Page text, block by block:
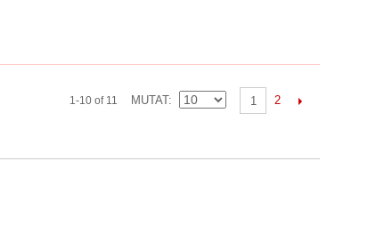
1-10 of 11 MUTAT 1 2